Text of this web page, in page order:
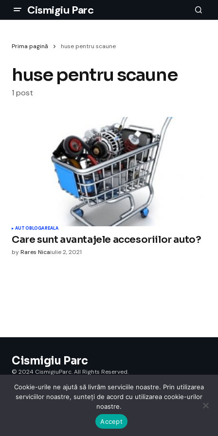
Cismigiu Parc
Prima pagină huse pentru scaune
huse pentru scaune
1 post
AUTOBLOGAREALA
Care sunt avantajele accesoriilor auto?
byRares Nicaiulie 2, 2021
Cismigiu Parc
© 2024 CismigiuParc. All Rights Reserved.
Cookie-urile ne ajută să livrăm serviciile noastre. Prin utilizarea
serviciilor noastre, sunteți de acord cu utilizarea cookie-urilor
noastre.
Accept